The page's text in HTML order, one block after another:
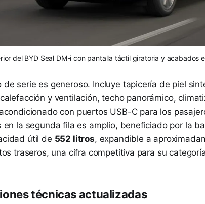
del BYD Seal DM-i con pantalla táctil giratoria y acabados
de serie es generoso. Incluye tapicería de piel
y ventilación, techo panorámico,
con puertos USB-C para los
en la segunda fila es amplio, beneficiado por la
útil de 552 litros, expandible a
traseros, una cifra competitiva para su
técnicas actualizadas